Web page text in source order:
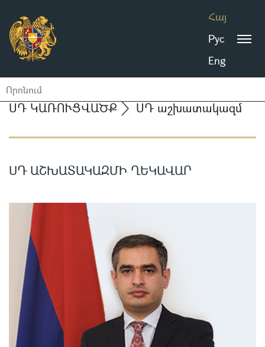
Հայ
Рус
Eng
ՍԴ ԿԱՌՈՒՑՎԱԾՔ ՍԴ աշխատակազմ
ՍԴ ԱՇԽԱՏԱԿԱԶՄԻ ՂԵԿԱՎԱՐ